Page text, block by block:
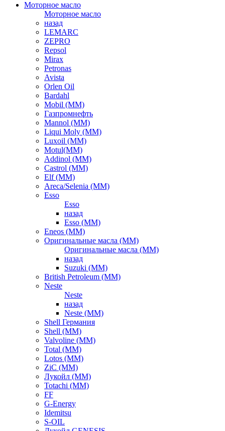
Моторное масло
Моторное масло
назад
LEMARC
ZEPRO
Repsol
Mirax
Petronas
Avista
Orlen Oil
Bardahl
Mobil (ММ)
Газпромнефть
Mannol (ММ)
Liqui Moly (ММ)
Luxoil (ММ)
Motul(ММ)
Addinol (ММ)
Castrol (ММ)
Elf (ММ)
Areca/Selenia (ММ)
Esso
Esso
назад
Esso (ММ)
Eneos (ММ)
Оригинальные масла (ММ)
Оригинальные масла (ММ)
назад
Suzuki (ММ)
British Petroleum (ММ)
Neste
Neste
назад
Neste (ММ)
Shell Германия
Shell (ММ)
Valvoline (ММ)
Total (ММ)
Lotos (ММ)
ZiC (ММ)
Лукойл (ММ)
Totachi (MM)
FF
G-Energy
Idemitsu
S-OIL